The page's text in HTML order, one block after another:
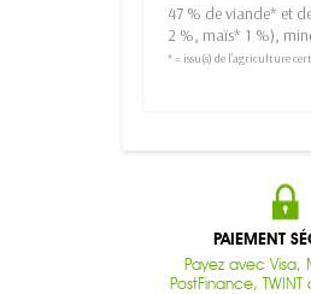
47 % de viande* et
2 %, maïs* 1 %),
* = issu(s) de l’agriculture
PAIEMENT
Payez avec Visa,
PostFinance,